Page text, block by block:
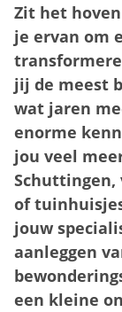
Zit het
je ervan om
jij de meest
wat jaren
enorme
jou veel
Schuttingen,
of
jouw
aanleggen
een kleine